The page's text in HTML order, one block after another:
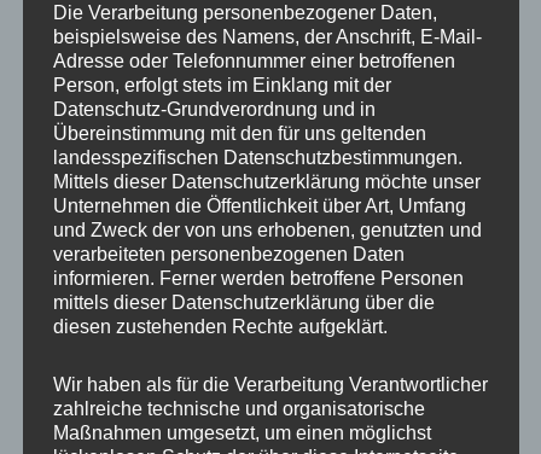
können
auf
der
Produktseite
gewählt
werden
DUO Case
35,00€
können
werden
35,00€
Dieses
Produkt
weist
mehrere
Varianten
Die
Optionen
Handykette Just Mix
PETROL & ORANGE Snap
Dieses
weist
Die
Handykette Just Mix
PETROL & NEON Snap
Die Verarbeitung personenbezogener Daten,
beispielsweise des Namens, der Anschrift, E-Mail-
Adresse oder Telefonnummer einer betroffenen
Person, erfolgt stets im Einklang mit der
Datenschutz-Grundverordnung und in
Übereinstimmung mit den für uns geltenden
landesspezifischen Datenschutzbestimmungen.
Mittels dieser Datenschutzerklärung möchte unser
Unternehmen die Öffentlichkeit über Art, Umfang
und Zweck der von uns erhobenen, genutzten und
verarbeiteten personenbezogenen Daten
informieren. Ferner werden betroffene Personen
mittels dieser Datenschutzerklärung über die
diesen zustehenden Rechte aufgeklärt.
Wir haben als für die Verarbeitung Verantwortlicher
zahlreiche technische und organisatorische
Maßnahmen umgesetzt, um einen möglichst